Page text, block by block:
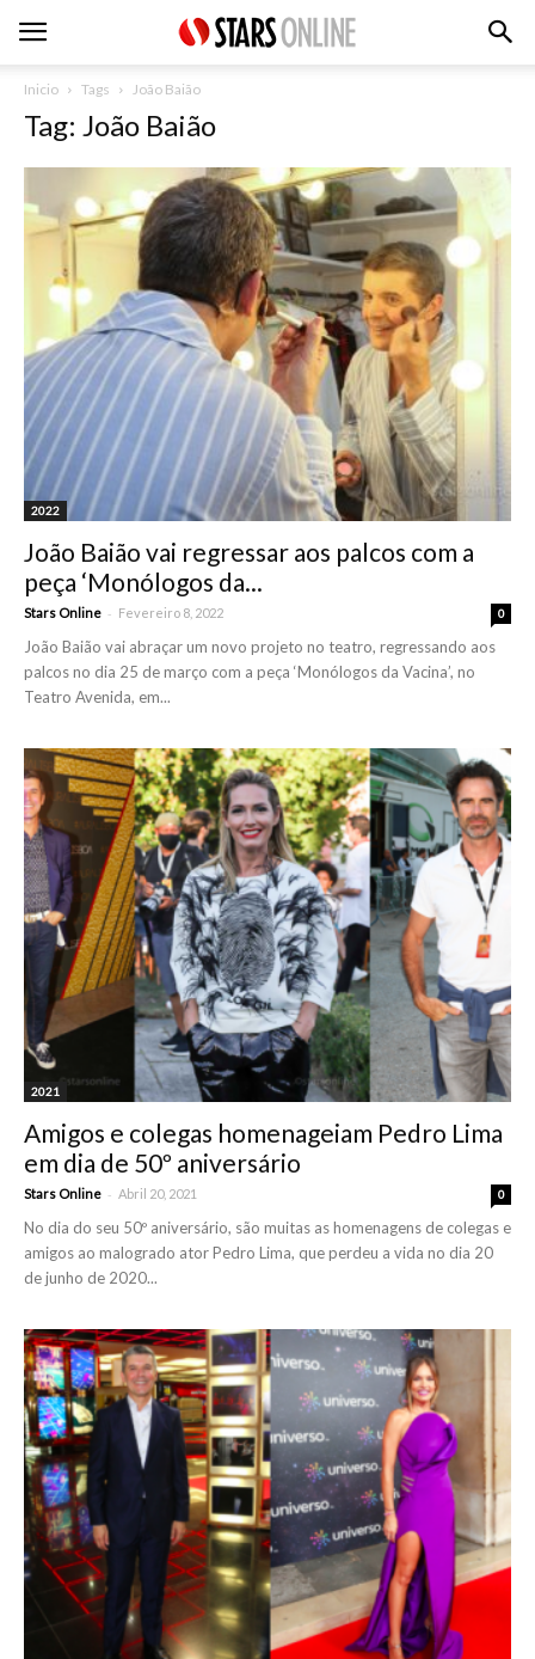
Inicio Tags João Baião
Tag: João Baião
2022
João Baião vai regressar aos palcos com a
peça ‘Monólogos da...
Stars Online - Fevereiro 8, 2022 0
João Baião vai abraçar um novo projeto no teatro, regressando aos
palcos no dia 25 de março com a peça ‘Monólogos da Vacina’, no
Teatro Avenida, em...
2021
Amigos e colegas homenageiam Pedro Lima
em dia de 50º aniversário
Stars Online - Abril 20, 2021 0
No dia do seu 50º aniversário, são muitas as homenagens de colegas e
amigos ao malogrado ator Pedro Lima, que perdeu a vida no dia 20
de junho de 2020...